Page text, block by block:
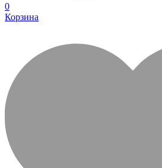
0
Корзина